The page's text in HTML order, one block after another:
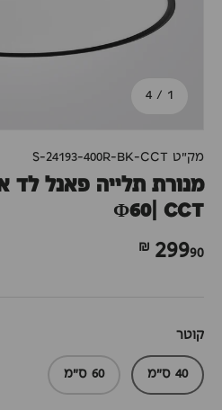
1
/ מתוך
4
מק"ט S-24193-400R-BK-CCT
Φ60| CCT
29990 ₪
קוטר
40 ס"מ 60 ס"מ